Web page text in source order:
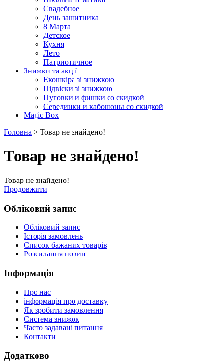
Свадебное
День защитника
8 Марта
Детское
Кухня
Лето
Патриотичное
Знижки та акції
Екошкіра зі знижкою
Підвіски зі знижкою
Пуговки и фишки со скидкой
Серединки и кабошоны со скидкой
Magic Box
Головна > Товар не знайдено!
Товар не знайдено!
Товар не знайдено!
Продовжити
Обліковий запис
Обліковий запис
Історія замовлень
Список бажаних товарів
Розсилання новин
Інформація
Про нас
інформація про доставку
Як зробити замовлення
Система знижок
Часто задавані питання
Контакти
Додатково